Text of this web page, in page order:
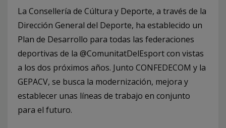
La Consellería de Cúltura y Deporte, a través de la
Dirección General del Deporte, ha establecido un
Plan de Desarrollo para todas las federaciones
deportivas de la @ComunitatDelEsport con vistas
a los dos próximos años. Junto CONFEDECOM y la
GEPACV, se busca la modernización, mejora y
establecer unas líneas de trabajo en conjunto
para el futuro.